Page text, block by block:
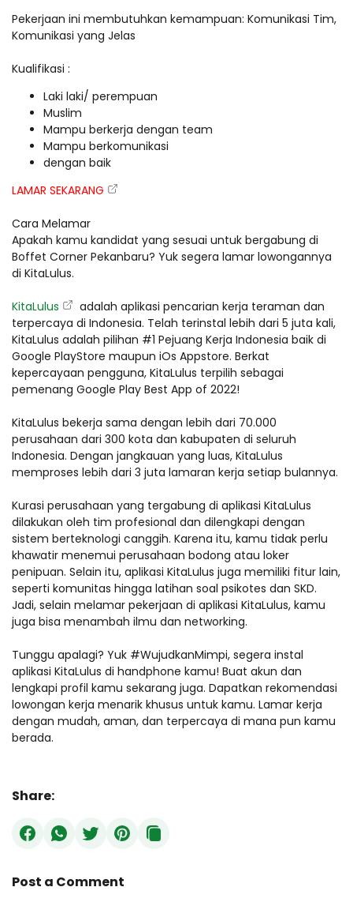
Pekerjaan ini membutuhkan kemampuan: Komunikasi Tim,
Komunikasi yang Jelas
Kualifikasi :
Laki laki/ perempuan
Muslim
Mampu berkerja dengan team
Mampu berkomunikasi
dengan baik
LAMAR SEKARANG
Cara Melamar
Apakah kamu kandidat yang sesuai untuk bergabung di
Boffet Corner Pekanbaru? Yuk segera lamar lowongannya
di KitaLulus.
KitaLulus
adalah aplikasi pencarian kerja teraman dan
terpercaya di Indonesia. Telah terinstal lebih dari 5 juta kali,
KitaLulus adalah pilihan #1 Pejuang Kerja Indonesia baik di
Google PlayStore maupun iOs Appstore. Berkat
kepercayaan pengguna, KitaLulus terpilih sebagai
pemenang Google Play Best App of 2022!
KitaLulus bekerja sama dengan lebih dari 70.000
perusahaan dari 300 kota dan kabupaten di seluruh
Indonesia. Dengan jangkauan yang luas, KitaLulus
memproses lebih dari 3 juta lamaran kerja setiap bulannya.
Kurasi perusahaan yang tergabung di aplikasi KitaLulus
dilakukan oleh tim profesional dan dilengkapi dengan
sistem berteknologi canggih. Karena itu, kamu tidak perlu
khawatir menemui perusahaan bodong atau loker
penipuan. Selain itu, aplikasi KitaLulus juga memiliki fitur lain,
seperti komunitas hingga latihan soal psikotes dan SKD.
Jadi, selain melamar pekerjaan di aplikasi KitaLulus, kamu
juga bisa menambah ilmu dan networking.
Tunggu apalagi? Yuk #WujudkanMimpi, segera instal
aplikasi KitaLulus di handphone kamu! Buat akun dan
lengkapi profil kamu sekarang juga. Dapatkan rekomendasi
lowongan kerja menarik khusus untuk kamu. Lamar kerja
dengan mudah, aman, dan terpercaya di mana pun kamu
berada.
Share:
Post a Comment